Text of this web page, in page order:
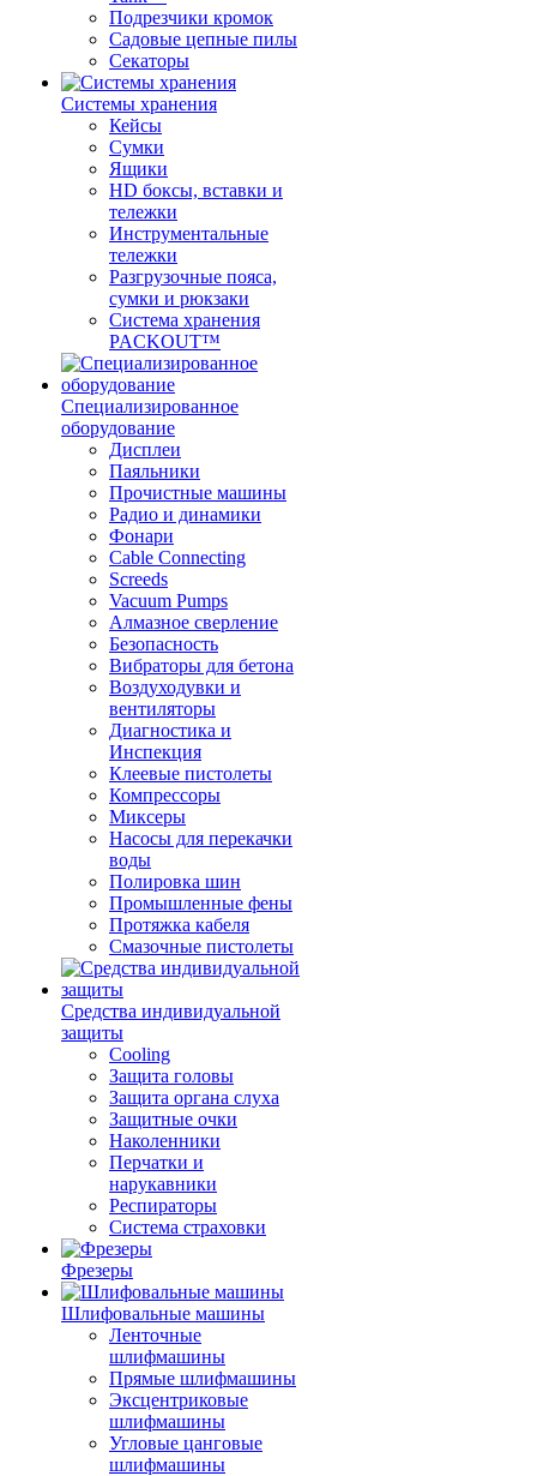
Подрезчики кромок
Садовые цепные пилы
Секаторы
Системы хранения
Кейсы
Сумки
Ящики
HD боксы, вставки и
тележки
Инструментальные
тележки
Разгрузочные пояса,
сумки и рюкзаки
Система хранения
PACKOUT™
Специализированное
оборудование
Дисплеи
Паяльники
Прочистные машины
Радио и динамики
Фонари
Cable Connecting
Screeds
Vacuum Pumps
Алмазное сверление
Безопасность
Вибраторы для бетона
Воздуходувки и
вентиляторы
Диагностика и
Инспекция
Клеевые пистолеты
Компрессоры
Миксеры
Насосы для перекачки
воды
Полировка шин
Промышленные фены
Протяжка кабеля
Смазочные пистолеты
Средства индивидуальной
защиты
Cooling
Защита головы
Защита органа слуха
Защитные очки
Наколенники
Перчатки и
нарукавники
Респираторы
Система страховки
Фрезеры
Шлифовальные машины
Ленточные
шлифмашины
Прямые шлифмашины
Эксцентриковые
шлифмашины
Угловые цанговые
шлифмашины